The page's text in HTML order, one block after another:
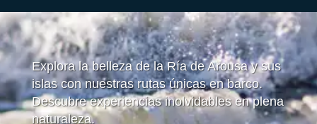
Explora la belleza de la Ría de Arousa y sus
islas con nuestras rutas únicas en barco.
Descubre experiencias inolvidables en plena
naturaleza.